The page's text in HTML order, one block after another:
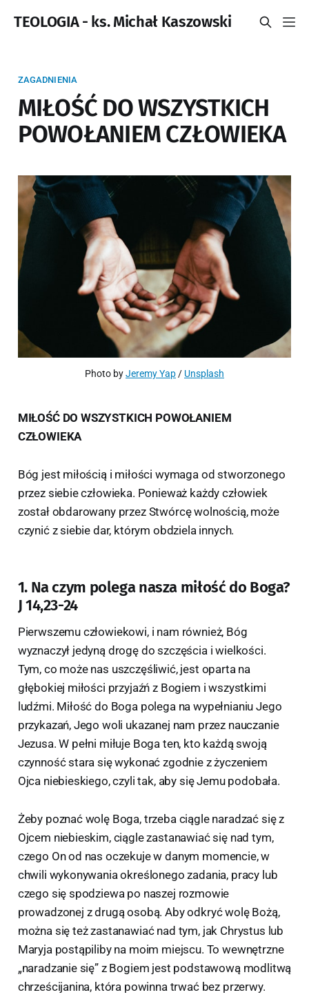
TEOLOGIA - ks. Michał Kaszowski
ZAGADNIENIA
MIŁOŚĆ DO WSZYSTKICH
POWOŁANIEM CZŁOWIEKA
Photo by Jeremy Yap / Unsplash
MIŁOŚĆ DO WSZYSTKICH POWOŁANIEM
CZŁOWIEKA
Bóg jest miłością i miłości wymaga od stworzonego
przez siebie człowieka. Ponieważ każdy człowiek
został obdarowany przez Stwórcę wolnością, może
czynić z siebie dar, którym obdziela innych.
1. Na czym polega nasza miłość do Boga?
J 14,23-24
Pierwszemu człowiekowi, i nam również, Bóg
wyznaczył jedyną drogę do szczęścia i wielkości.
Tym, co może nas uszczęśliwić, jest oparta na
głębokiej miłości przyjaźń z Bogiem i wszystkimi
ludźmi. Miłość do Boga polega na wypełnianiu Jego
przykazań, Jego woli ukazanej nam przez nauczanie
Jezusa. W pełni miłuje Boga ten, kto każdą swoją
czynność stara się wykonać zgodnie z życzeniem
Ojca niebieskiego, czyli tak, aby się Jemu podobała.
Żeby poznać wolę Boga, trzeba ciągle naradzać się z
Ojcem niebieskim, ciągle zastanawiać się nad tym,
czego On od nas oczekuje w danym momencie, w
chwili wykonywania określonego zadania, pracy lub
czego się spodziewa po naszej rozmowie
prowadzonej z drugą osobą. Aby odkryć wolę Bożą,
można się też zastanawiać nad tym, jak Chrystus lub
Maryja postąpiliby na moim miejscu. To wewnętrzne
„naradzanie się” z Bogiem jest podstawową modlitwą
chrześcijanina, która powinna trwać bez przerwy.